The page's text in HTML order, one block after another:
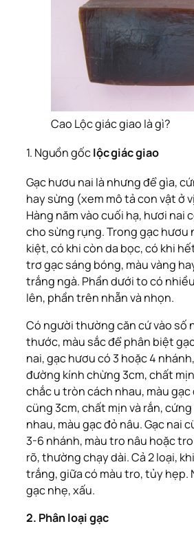
Cao Lộc giác giao là gì?
1. Nguồn gốclộc giác giao
Gạc hươu nai là nhưng để gìa,
hay sừng (xem mô tả con vật ở
Hàng năm vào cuối hạ, hươi nai
cho sừng rụng. Trong gạc hươu
kiệt, có khi còn da bọc, có khi
trơ gạc sáng bóng, màu vàng
trắng ngà. Phần dưới to có
lên, phần trên nhẵn và nhọn.
Có người thường căn cứ vào số
thước, màu sắc để phân biệt
nai, gạc hươu có 3 hoặc 4
đường kính chừng 3cm, chất
chắc u tròn cách nhau, màu gạc
cüng 3cm, chất mịn và rắn,
nhau, màu gạc đỏ nâu. Gạc nai
3-6 nhánh, màu tro nâu hoặc
rõ, thường chạy dài. Cả 2 loại,
trắng, giữa có màu tro, tủy hẹp.
gạc nhẹ, xấu.
2. Phân loại gạc